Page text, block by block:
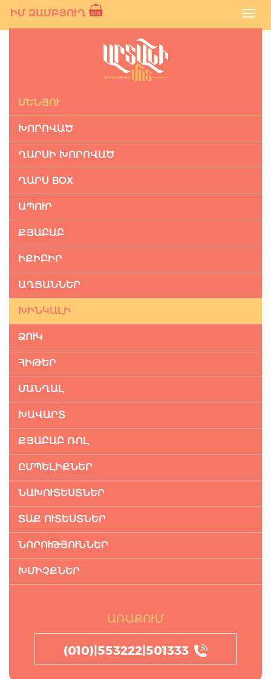
ԻՄ ԶԱՄԲՅՈՒՂ
ՄԵՆՅՈՒ
ԽՈՐՈՎԱԾ
ՂԱՐՍԻ ԽՈՐՈՎԱԾ
ՂԱՐՍ BOX
ԱՊՈՒՐ
ՔՅԱԲԱԲ
ԻՔԻԲԻՐ
ԱՂՑԱՆՆԵՐ
ԽԻՆԿԱԼԻ
ՁՈՒԿ
ՀԻԹԵՐ
ՄԱՆՂԱԼ
ԽԱՎԱՐՏ
ՔՅԱԲԱԲ ՌՈԼ
ԸՄՊԵԼԻՔՆԵՐ
ՆԱԽՈՒՏԵՍՏՆԵՐ
ՏԱՔ ՈՒՏԵՍՏՆԵՐ
ՆՈՐՈՒԹՅՈՒՆՆԵՐ
ԽՄԻՉՔՆԵՐ
ԱՌԱՔՈՒՄ
(010)|553222|501333